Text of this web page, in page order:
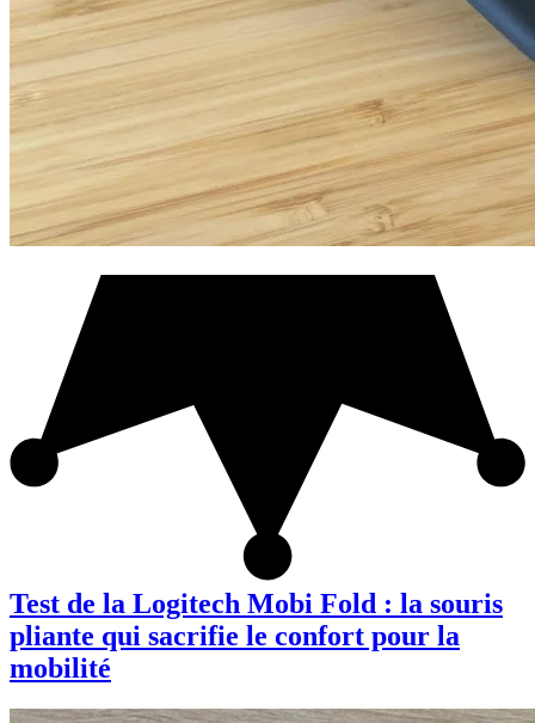
Test de la Logitech Mobi Fold : la souris
pliante qui sacrifie le confort pour la
mobilité